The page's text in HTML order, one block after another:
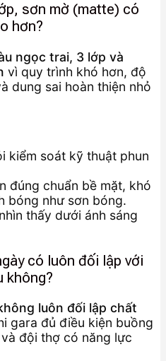
sơn mờ (matte) có
hơn?
ngọc trai, 3 lớp và
vì quy trình khó hơn, độ
dung sai hoàn thiện nhỏ
kiểm soát kỹ thuật phun
đúng chuẩn bề mặt, khó
bóng như sơn bóng.
thấy dưới ánh sáng
có luôn đối lập với
không?
luôn đối lập chất
gara đủ điều kiện buồng
đội thợ có năng lực